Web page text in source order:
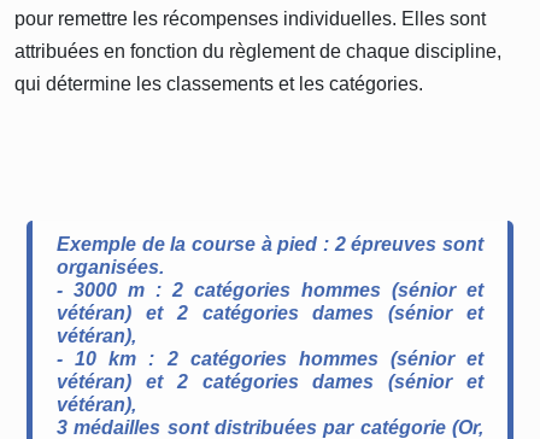
pour remettre les récompenses individuelles. Elles sont
attribuées en fonction du règlement de chaque discipline,
qui détermine les classements et les catégories.
Exemple de la course à pied : 2 épreuves sont
organisées.
- 3000 m : 2 catégories hommes (sénior et
vétéran) et 2 catégories dames (sénior et
vétéran),
- 10 km : 2 catégories hommes (sénior et
vétéran) et 2 catégories dames (sénior et
vétéran),
3 médailles sont distribuées par catégorie (Or,